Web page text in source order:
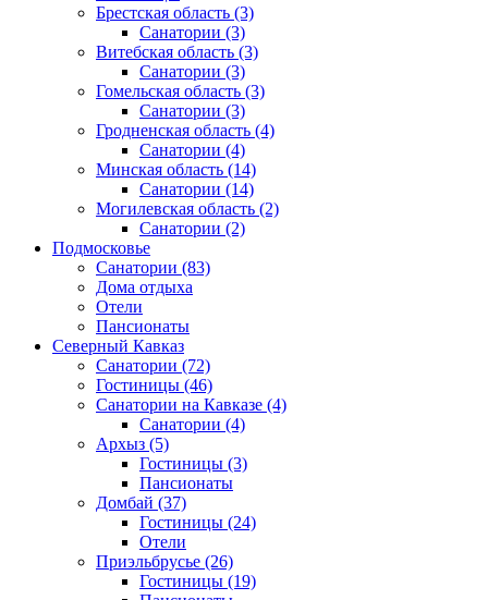
Брестская область (3)
Санатории (3)
Витебская область (3)
Санатории (3)
Гомельская область (3)
Санатории (3)
Гродненская область (4)
Санатории (4)
Минская область (14)
Санатории (14)
Могилевская область (2)
Санатории (2)
Подмосковье
Санатории (83)
Дома отдыха
Отели
Пансионаты
Северный Кавказ
Санатории (72)
Гостиницы (46)
Санатории на Кавказе (4)
Санатории (4)
Архыз (5)
Гостиницы (3)
Пансионаты
Домбай (37)
Гостиницы (24)
Отели
Приэльбрусье (26)
Гостиницы (19)